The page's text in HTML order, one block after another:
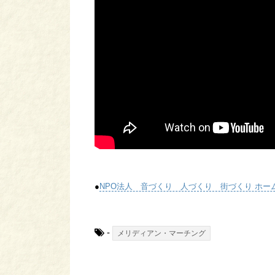
● NPO法人 音づくり 人づくり 街づくり ホー
- メリディアン・マーチング